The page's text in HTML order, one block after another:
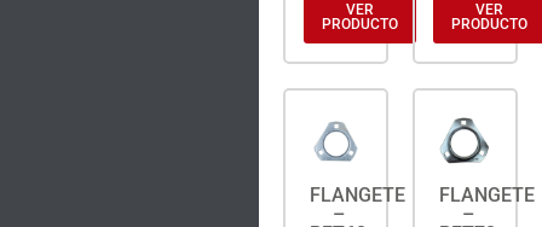
VER
PRODUCTO
VER
PRODUCTO
FLANGETE
–
FLANGETE
–